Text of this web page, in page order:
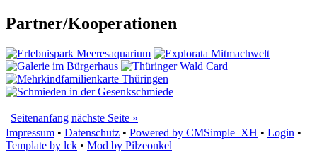
Partner/Kooperationen
Seitenanfang nächste Seite »
Impressum • Datenschutz • Powered by CMSimple_XH • Login •
Template by lck • Mod by Pilzeonkel